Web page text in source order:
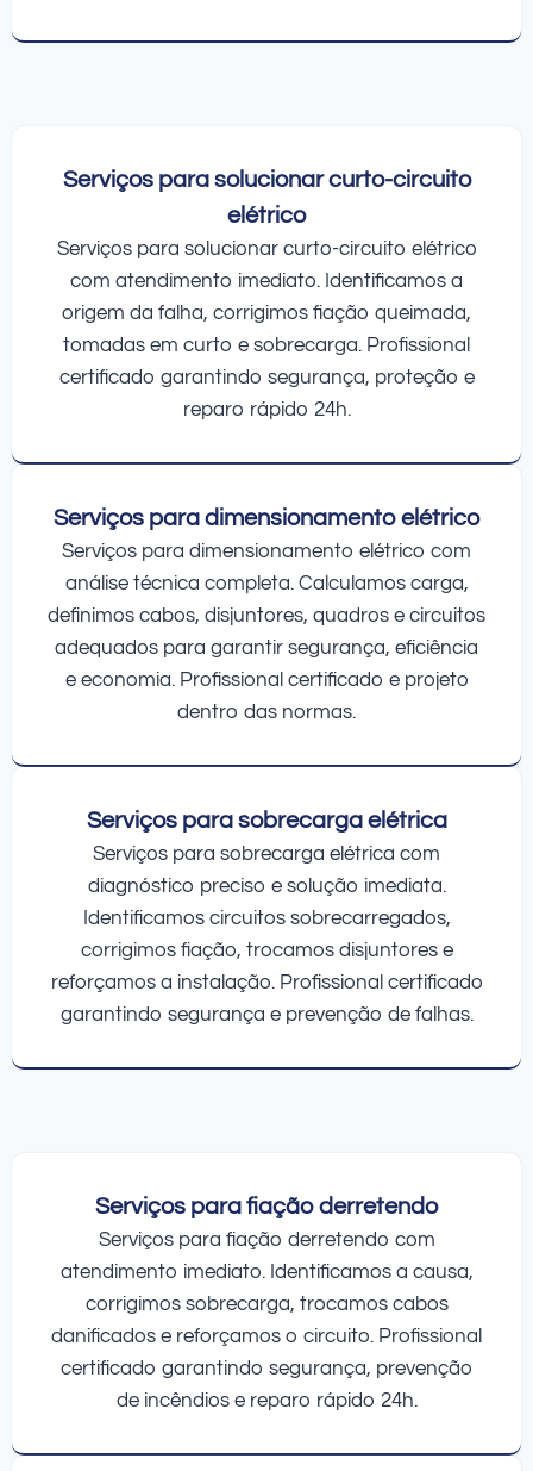
Serviços para solucionar curto-circuito
elétrico
Serviços para solucionar curto-circuito elétrico
com atendimento imediato. Identificamos a
origem da falha, corrigimos fiação queimada,
tomadas em curto e sobrecarga. Profissional
certificado garantindo segurança, proteção e
reparo rápido 24h.
Serviços para dimensionamento elétrico
Serviços para dimensionamento elétrico com
análise técnica completa. Calculamos carga,
definimos cabos, disjuntores, quadros e circuitos
adequados para garantir segurança, eficiência
e economia. Profissional certificado e projeto
dentro das normas.
Serviços para sobrecarga elétrica
Serviços para sobrecarga elétrica com
diagnóstico preciso e solução imediata.
Identificamos circuitos sobrecarregados,
corrigimos fiação, trocamos disjuntores e
reforçamos a instalação. Profissional certificado
garantindo segurança e prevenção de falhas.
Serviços para fiação derretendo
Serviços para fiação derretendo com
atendimento imediato. Identificamos a causa,
corrigimos sobrecarga, trocamos cabos
danificados e reforçamos o circuito. Profissional
certificado garantindo segurança, prevenção
de incêndios e reparo rápido 24h.